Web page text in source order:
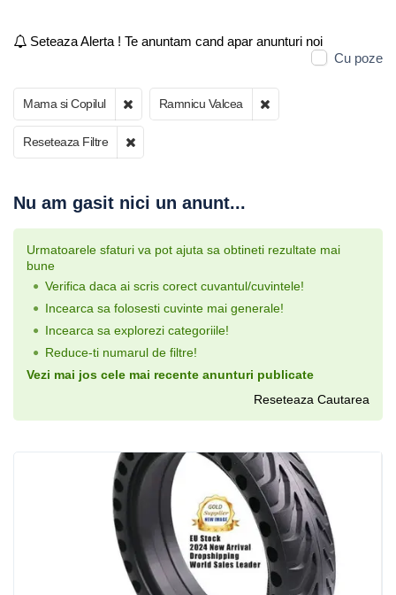
Seteaza Alerta ! Te anuntam cand apar anunturi noi
Cu poze
Mama si Copilul Ramnicu Valcea
Reseteaza Filtre
Nu am gasit nici un anunt...
Urmatoarele sfaturi va pot ajuta sa obtineti rezultate mai
bune
Verifica daca ai scris corect cuvantul/cuvintele!
Incearca sa folosesti cuvinte mai generale!
Incearca sa explorezi categoriile!
Reduce-ti numarul de filtre!
Vezi mai jos cele mai recente anunturi publicate
Reseteaza Cautarea